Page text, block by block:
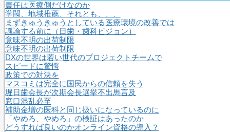
責任は医療側だけなのか
学閥、地域推薦、それとも、、、
まずきゅうきゅうとしている医療環境の改善では
議論する前に（日歯・歯科ビジョン）
意味不明の出荷制限
意味不明の出荷制限
DXの世界は若い世代のプロジェクトチームで
スピードに驚愕
政策での対決を
マスコミは完全に国民からの信頼を失う
堀日歯会長が次期会長選挙不出馬言及
窓口混乱必至
補助金増の医科と同じ扱いになっているのに
「やめろ、やめろ」の検証はあったのか
どうすれば良いのかオンライン資格の導入？